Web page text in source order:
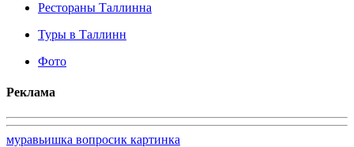
Рестораны Таллинна
Туры в Таллинн
Фото
Реклама
муравьишка вопросик картинка